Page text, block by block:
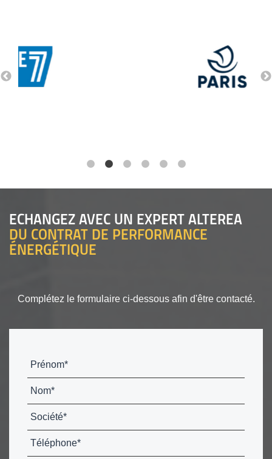
ECHANGEZ AVEC UN EXPERT ALTEREA
DU CONTRAT DE PERFORMANCE
ÉNERGÉTIQUE
Complétez le formulaire ci-dessous afin d'être contacté.